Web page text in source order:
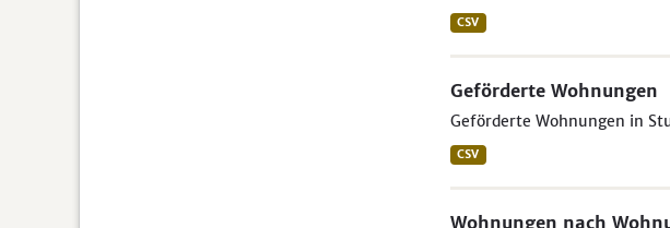
CSV
Geförderte Wohnungen
Geförderte Wohnungen in
CSV
Wohnungen nach